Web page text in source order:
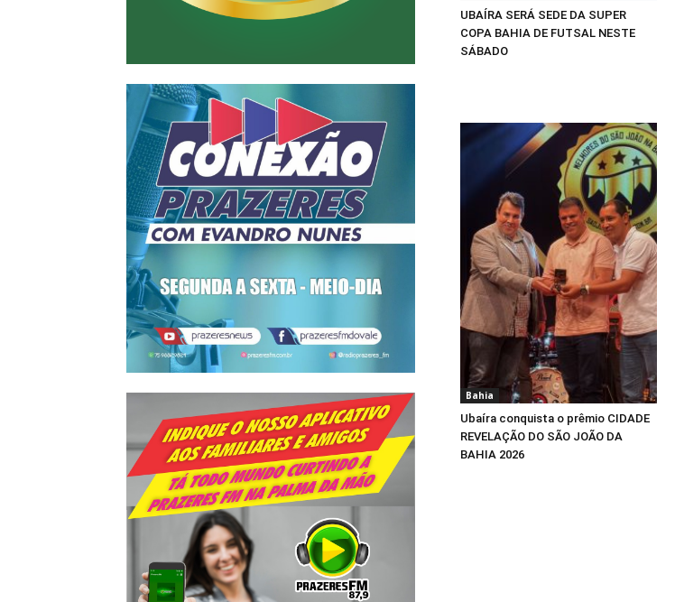
UBAÍRA SERÁ SEDE DA SUPER
COPA BAHIA DE FUTSAL NESTE
SÁBADO
Bahia
Ubaíra conquista o prêmio CIDADE
REVELAÇÃO DO SÃO JOÃO DA
BAHIA 2026